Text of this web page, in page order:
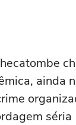
ainda